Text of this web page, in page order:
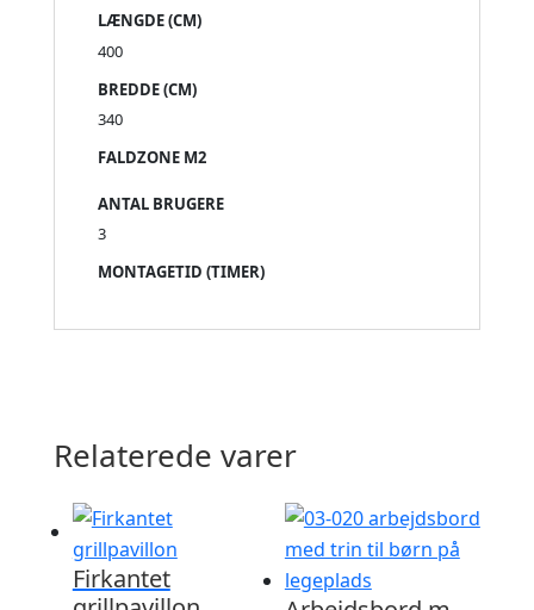
LÆNGDE (CM)
400
BREDDE (CM)
340
FALDZONE M2
ANTAL BRUGERE
3
MONTAGETID (TIMER)
Relaterede varer
Firkantet